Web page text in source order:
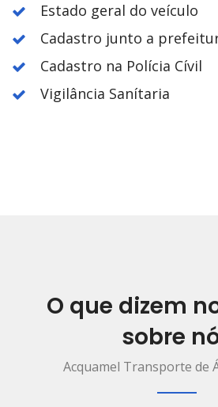
Estado geral do veículo
Cadastro junto a
Cadastro na Polícia Cívil
Vigilância Sanítaria
O que dizem
sobre
Acquamel Transporte de